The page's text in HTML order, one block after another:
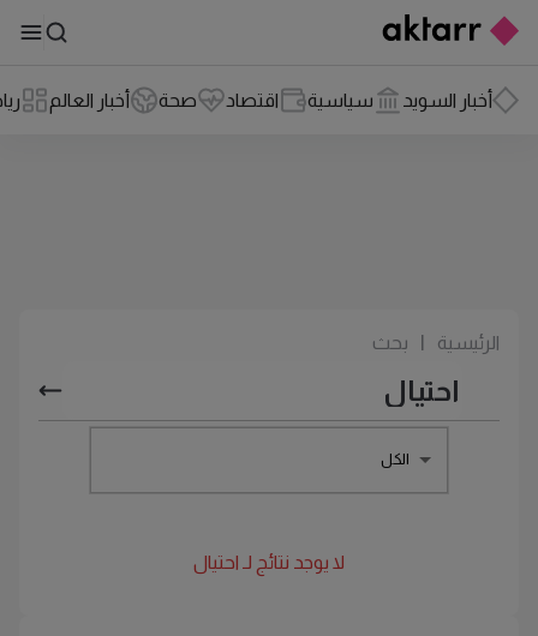
أخبار السويد سياسية اقتصاد صحة أخبار العالم
الرئيسية بحث
الكل
لا يوجد نتائج لـ احتيال